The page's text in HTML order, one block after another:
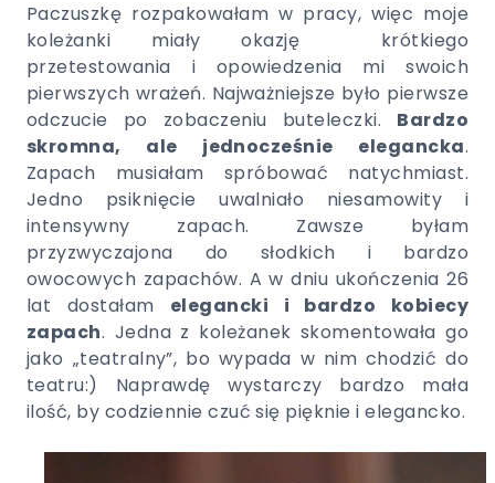
Paczuszkę rozpakowałam w pracy, więc moje
koleżanki miały okazję krótkiego
przetestowania i opowiedzenia mi swoich
pierwszych wrażeń. Najważniejsze było pierwsze
odczucie po zobaczeniu buteleczki. Bardzo
skromna, ale jednocześnie elegancka.
Zapach musiałam spróbować natychmiast.
Jedno psiknięcie uwalniało niesamowity i
intensywny zapach. Zawsze byłam
przyzwyczajona do słodkich i bardzo
owocowych zapachów. A w dniu ukończenia 26
lat dostałam elegancki i bardzo kobiecy
zapach. Jedna z koleżanek skomentowała go
jako „teatralny”, bo wypada w nim chodzić do
teatru:) Naprawdę wystarczy bardzo mała
ilość, by codziennie czuć się pięknie i elegancko.